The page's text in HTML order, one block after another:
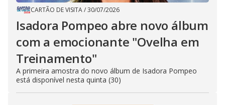
CARTÃO DE VISITA/30/07/2026
Isadora Pompeo abre novo álbum
com a emocionante "Ovelha em
Treinamento"
A primeira amostra do novo álbum de Isadora Pompeo
está disponível nesta quinta (30)